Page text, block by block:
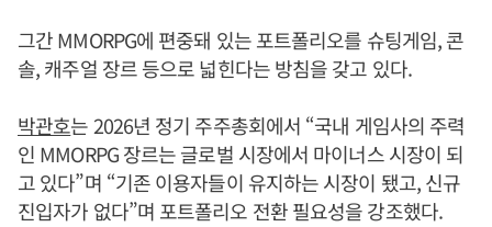
그간 MMORPG에 편중돼 있는 포트폴리오를 슈팅게임, 콘
솔, 캐주얼 장르 등으로 넓힌다는 방침을 갖고 있다.
박관호는 2026년 정기 주주총회에서 “국내 게임사의 주력
인 MMORPG 장르는 글로벌 시장에서 마이너스 시장이 되
고 있다”며 “기존 이용자들이 유지하는 시장이 됐고, 신규
진입자가 없다”며 포트폴리오 전환 필요성을 강조했다.